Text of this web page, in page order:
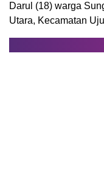
Darul (18) warga
Utara, Kecamatan